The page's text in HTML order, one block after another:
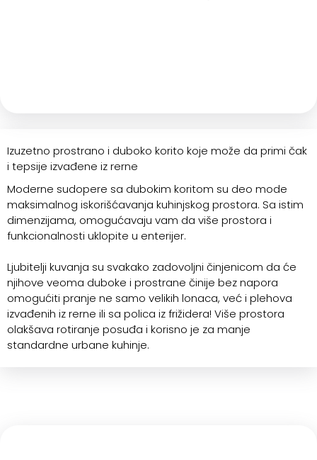
Izuzetno prostrano i duboko korito koje može da primi čak
i tepsije izvađene iz rerne
Moderne sudopere sa dubokim koritom su deo mode
maksimalnog iskorišćavanja kuhinjskog prostora. Sa istim
dimenzijama, omogućavaju vam da više prostora i
funkcionalnosti uklopite u enterijer.
Ljubitelji kuvanja su svakako zadovoljni činjenicom da će
njihove veoma duboke i prostrane činije bez napora
omogućiti pranje ne samo velikih lonaca, već i plehova
izvađenih iz rerne ili sa polica iz frižidera! Više prostora
olakšava rotiranje posuđa i korisno je za manje
standardne urbane kuhinje.